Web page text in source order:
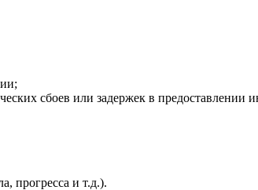
сбоев или задержек в предоставлении
прогресса и т.д.).